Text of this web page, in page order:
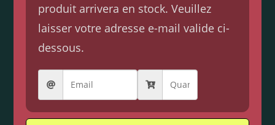
produit arrivera en stock. Veuillez
laisser votre adresse e-mail valide ci-
dessous.